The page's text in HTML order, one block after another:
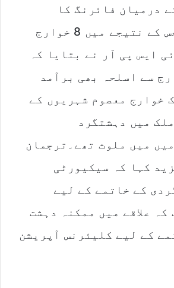
درمیان فائرنگ کا
تبادلہ ہوا جس کے نتیجے میں 8 خوارج
ایس پی آر نے بتایا کہ
سے اسلحہ بھی برآمد
خوارج معصوم شہریوں کے
میں دہشتگرد
میں ملوث تھے۔ترجمان
کہا کہ سیکیورٹی
کے خاتمے کے لیے
کہ علاقے میں ممکنہ دہشت
کے لیے کلیئرنس آپریشن